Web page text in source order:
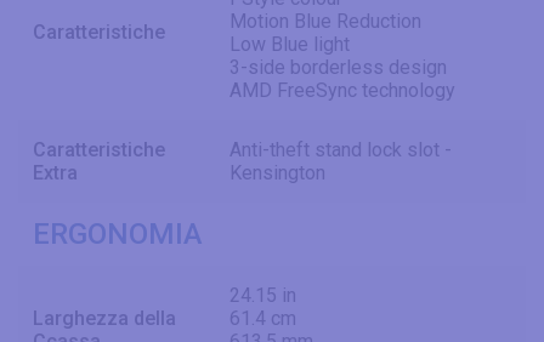
Caratteristiche
Motion Blue Reduction
Low Blue light
3-side borderless design
AMD FreeSync technology
Caratteristiche
Extra
Anti-theft stand lock slot -
Kensington
ERGONOMIA
Larghezza della
24.15 in
61.4 cm